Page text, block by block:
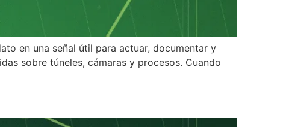
en una señal útil para actuar, documentar y
sobre túneles, cámaras y procesos. Cuando